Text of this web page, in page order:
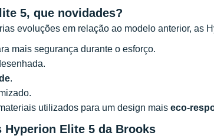
5, que novidades?
evoluções em relação ao modelo anterior, as
mais segurança durante o esforço.
.
utilizados para um design mais eco-
Hyperion Elite 5 da Brooks